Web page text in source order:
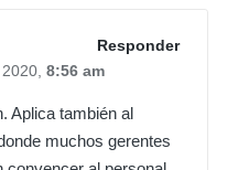
Responder
8:56 am
Aplica también al
muchos gerentes